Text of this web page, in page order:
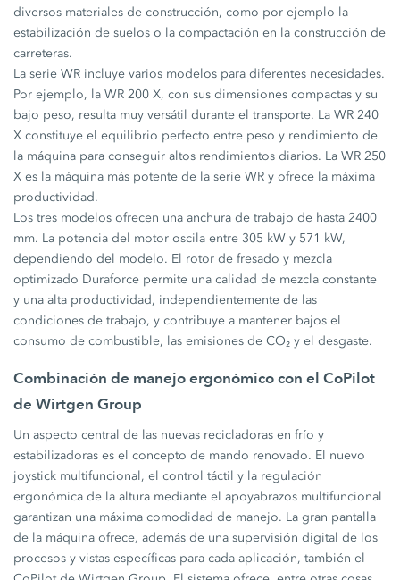
diversos materiales de construcción, como por ejemplo la
estabilización de suelos o la compactación en la construcción de
carreteras.
La serie WR incluye varios modelos para diferentes necesidades.
Por ejemplo, la WR 200 X, con sus dimensiones compactas y su
bajo peso, resulta muy versátil durante el transporte. La WR 240
X constituye el equilibrio perfecto entre peso y rendimiento de
la máquina para conseguir altos rendimientos diarios. La WR 250
X es la máquina más potente de la serie WR y ofrece la máxima
productividad.
Los tres modelos ofrecen una anchura de trabajo de hasta 2400
mm. La potencia del motor oscila entre 305 kW y 571 kW,
dependiendo del modelo. El rotor de fresado y mezcla
optimizado Duraforce permite una calidad de mezcla constante
y una alta productividad, independientemente de las
condiciones de trabajo, y contribuye a mantener bajos el
consumo de combustible, las emisiones de CO₂ y el desgaste.
Combinación de manejo ergonómico con el CoPilot
de Wirtgen Group
Un aspecto central de las nuevas recicladoras en frío y
estabilizadoras es el concepto de mando renovado. El nuevo
joystick multifuncional, el control táctil y la regulación
ergonómica de la altura mediante el apoyabrazos multifuncional
garantizan una máxima comodidad de manejo. La gran pantalla
de la máquina ofrece, además de una supervisión digital de los
procesos y vistas específicas para cada aplicación, también el